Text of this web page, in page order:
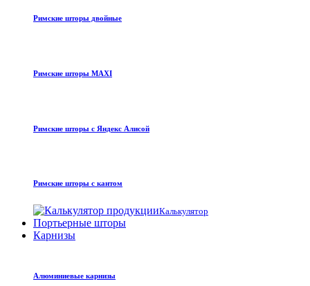
Римские шторы двойные
Римские шторы MAXI
Римские шторы с Яндекс Алисой
Римские шторы с кантом
Калькулятор
Портьерные шторы
Карнизы
Алюминиевые карнизы